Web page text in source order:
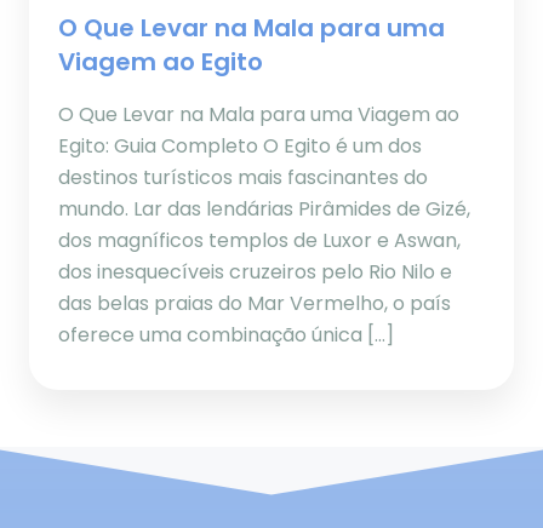
O Que Levar na Mala para uma
Viagem ao Egito
O Que Levar na Mala para uma Viagem ao
Egito: Guia Completo O Egito é um dos
destinos turísticos mais fascinantes do
mundo. Lar das lendárias Pirâmides de Gizé,
dos magníficos templos de Luxor e Aswan,
dos inesquecíveis cruzeiros pelo Rio Nilo e
das belas praias do Mar Vermelho, o país
oferece uma combinação única […]